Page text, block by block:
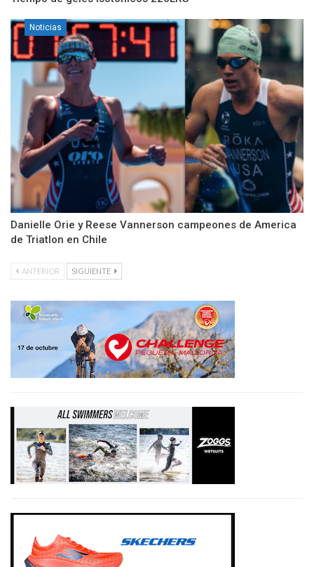
Noticias
Danielle Orie y Reese Vannerson campeones de America
de Triatlon en Chile
ANTERIOR SIGUIENTE